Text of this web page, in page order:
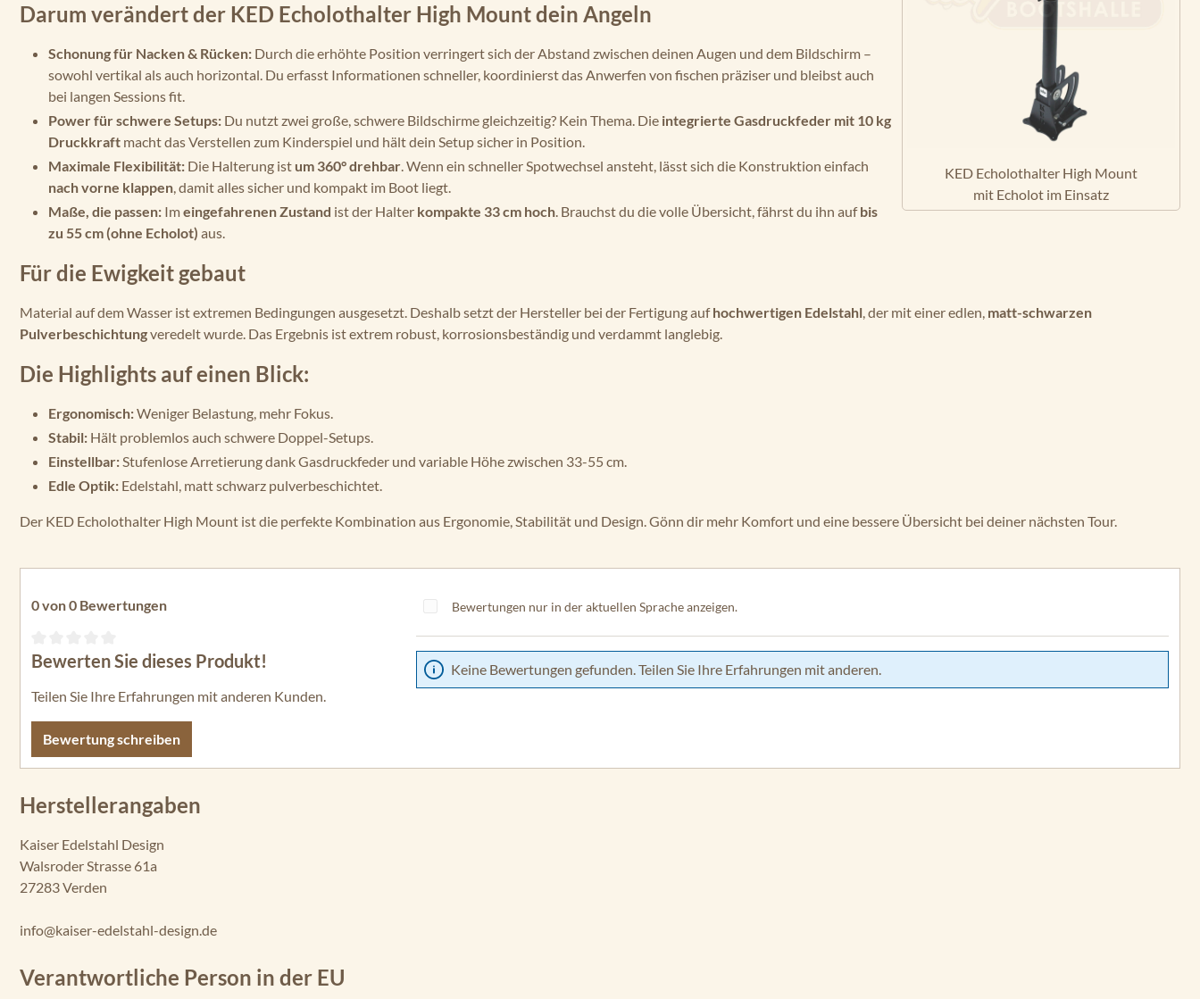
KED Echolothalter High Mount
mit Echolot im Einsatz
Darum verändert der KED Echolothalter High Mount dein Angeln
Schonung für Nacken & Rücken: Durch die erhöhte Position verringert sich der Abstand zwischen deinen Augen und dem Bildschirm –
sowohl vertikal als auch horizontal. Du erfasst Informationen schneller, koordinierst das Anwerfen von fischen präziser und bleibst auch
bei langen Sessions fit.
Power für schwere Setups: Du nutzt zwei große, schwere Bildschirme gleichzeitig? Kein Thema. Die integrierte Gasdruckfeder mit 10 kg
Druckkraft macht das Verstellen zum Kinderspiel und hält dein Setup sicher in Position.
Maximale Flexibilität: Die Halterung ist um 360° drehbar. Wenn ein schneller Spotwechsel ansteht, lässt sich die Konstruktion einfach
nach vorne klappen, damit alles sicher und kompakt im Boot liegt.
Maße, die passen: Imeingefahrenen Zustand ist der Halter kompakte 33 cm hoch. Brauchst du die volle Übersicht, fährst du ihn aufbis
zu 55 cm (ohne Echolot) aus.
Für die Ewigkeit gebaut
Material auf dem Wasser ist extremen Bedingungen ausgesetzt. Deshalb setzt der Hersteller bei der Fertigung aufhochwertigen Edelstahl, der mit einer edlen, matt-schwarzen
Pulverbeschichtungveredelt wurde. Das Ergebnis ist extrem robust, korrosionsbeständig und verdammt langlebig.
Die Highlights auf einen Blick:
Ergonomisch:Weniger Belastung, mehr Fokus.
Stabil: Hält problemlos auch schwere Doppel-Setups.
Einstellbar:Stufenlose Arretierung dank Gasdruckfeder und variable Höhe zwischen 33-55 cm.
Edle Optik: Edelstahl, matt schwarz pulverbeschichtet.
Der KED Echolothalter High Mount ist die perfekte Kombination aus Ergonomie, Stabilität und Design. Gönn dir mehr Komfort und eine bessere Übersicht bei deiner nächsten Tour.
0 von 0 Bewertungen
Durchschnittliche Bewertung von 0 von 5 Sternen
Bewerten Sie dieses Produkt!
Teilen Sie Ihre Erfahrungen mit anderen Kunden.
Bewertung schreiben
Bewertungen nur in der aktuellen Sprache anzeigen.
Keine Bewertungen gefunden. Teilen Sie Ihre Erfahrungen mit anderen.
Herstellerangaben
Kaiser Edelstahl Design
Walsroder Strasse 61a
27283 Verden
info@kaiser-edelstahl-design.de
Verantwortliche Person in der EU